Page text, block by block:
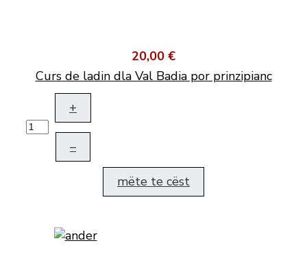
20,00 €
Curs de ladin dla Val Badia por prinzipianc
+
–
mëte te cëst